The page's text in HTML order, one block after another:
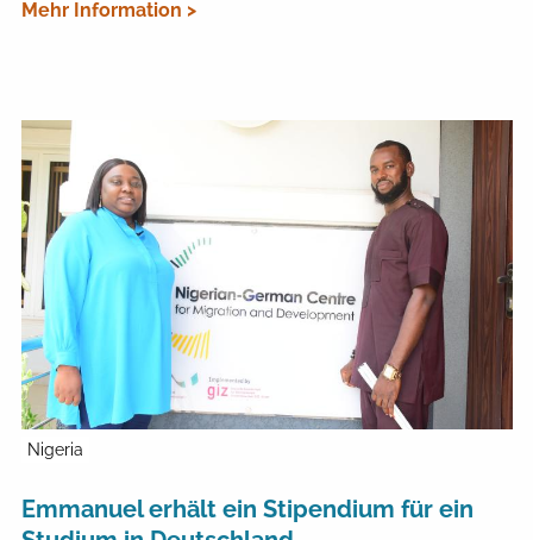
Mehr Information >
Nigeria
Emmanuel erhält ein Stipendium für ein